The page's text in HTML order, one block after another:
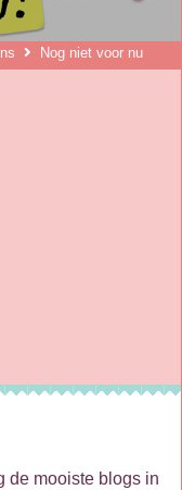
Nog niet voor nu
de mooiste blogs in